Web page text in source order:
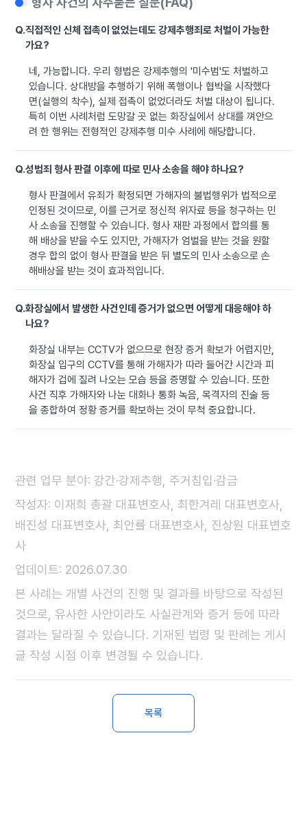
Q.직접적인 신체 접촉이 없었는데도 강제추행죄로 처벌이 가능한
가요?
네, 가능합니다. 우리 형법은 강제추행의 '미수범'도 처벌하고
있습니다. 상대방을 추행하기 위해 폭행이나 협박을 시작했다
면(실행의 착수), 실제 접촉이 없었더라도 처벌 대상이 됩니다.
특히 이번 사례처럼 도망갈 곳 없는 화장실에서 상대를 껴안으
려 한 행위는 전형적인 강제추행 미수 사례에 해당합니다.
Q.성범죄 형사 판결 이후에 따로 민사 소송을 해야 하나요?
형사 판결에서 유죄가 확정되면 가해자의 불법행위가 법적으로
인정된 것이므로, 이를 근거로 정신적 위자료 등을 청구하는 민
사 소송을 진행할 수 있습니다. 형사 재판 과정에서 합의를 통
해 배상을 받을 수도 있지만, 가해자가 엄벌을 받는 것을 원할
경우 합의 없이 형사 판결을 받은 뒤 별도의 민사 소송으로 손
해배상을 받는 것이 효과적입니다.
Q.화장실에서 발생한 사건인데 증거가 없으면 어떻게 대응해야 하
나요?
화장실 내부는 CCTV가 없으므로 현장 증거 확보가 어렵지만,
화장실 입구의 CCTV를 통해 가해자가 따라 들어간 시간과 피
해자가 겁에 질려 나오는 모습 등을 증명할 수 있습니다. 또한
사건 직후 가해자와 나눈 대화나 통화 녹음, 목격자의 진술 등
을 종합하여 정황 증거를 확보하는 것이 무척 중요합니다.
관련 업무 분야: 강간·강제추행, 주거침입·감금
작성자: 이재희 총괄 대표변호사, 최한겨레 대표변호사,
배진성 대표변호사, 최안률 대표변호사, 진상원 대표변호
사
업데이트: 2026.07.30
본 사례는 개별 사건의 진행 및 결과를 바탕으로 작성된
것으로, 유사한 사안이라도 사실관계와 증거 등에 따라
결과는 달라질 수 있습니다. 기재된 법령 및 판례는 게시
글 작성 시점 이후 변경될 수 있습니다.
목록